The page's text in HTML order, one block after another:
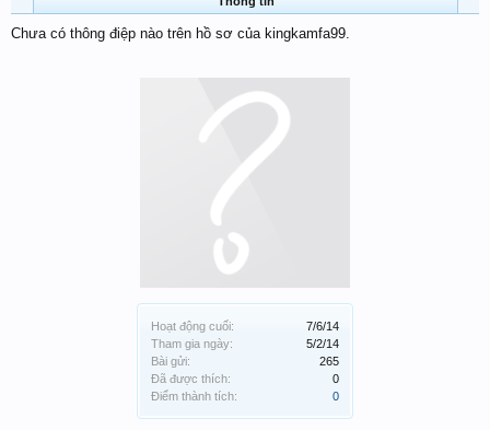
Hoạt động cuối:
7/6/14
Tham gia ngày:
5/2/14
Bài gửi:
265
Đã được thích:
0
Điểm thành tích:
0
Chưa có thông điệp nào trên hồ sơ của kingkamfa99.